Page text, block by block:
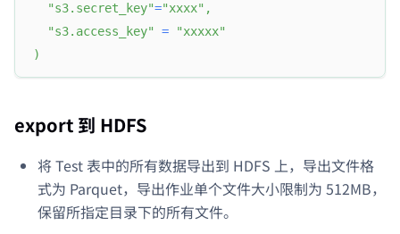
"s3.secret_key"="xxxx" ,
"s3.access_key"
=
"xxxxx"
)
export 到 HDFS
将 Test 表中的所有数据导出到 HDFS 上，导出文件格
式为 Parquet，导出作业单个文件大小限制为 512MB，
保留所指定目录下的所有文件。